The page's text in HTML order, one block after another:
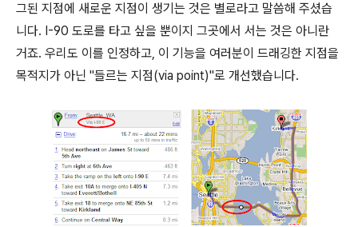
그된 지점에 새로운 지점이 생기는 것은 별로라고 말씀해 주셨습
니다. I-90 도로를 타고 싶을 뿐이지 그곳에서 서는 것은 아니란
거죠. 우리도 이를 인정하고, 이 기능을 여러분이 드래깅한 지점을
목적지가 아닌 "들르는 지점(via point)"로 개선했습니다.